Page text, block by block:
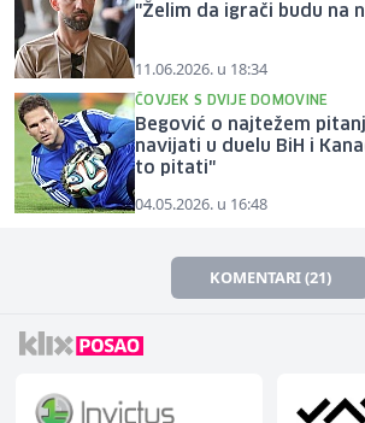
"Želim da igrači budu na
11.06.2026. u 18:34
ČOVJEK S DVIJE DOMOVINE
Begović o najtežem
navijati u duelu BiH i
to pitati"
04.05.2026. u 16:48
KOMENTARI (21)